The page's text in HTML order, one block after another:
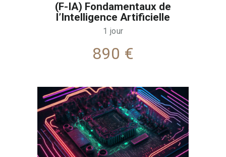
(F-IA) Fondamentaux de
l’Intelligence Artificielle
1 jour
890 €